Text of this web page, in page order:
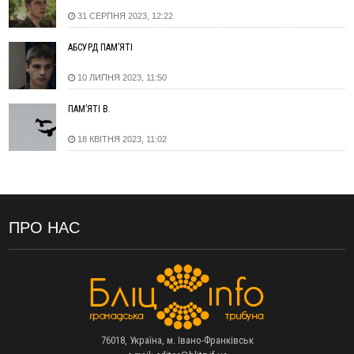
дитмайданчиком
09:31
На Верховинщині під час пожежі будинку травмувалась
жінка
09:09
ВІДЕО
України
08:37
На Прикарпатті за пів року трапилось понад 100 ДТП через
нетверезих водіїв
рф масовано атакувала Київ та область: 14 загиблих,
десятки постраждалих і пожежі (фото, відео)
просять у серпні ставати донорами
У Франківську звільнили водія маршрутки, який зневажив і
образив матір загиблого воїна
У горах на Прикарпатті з водоспаду впала жінка і загинула
Пільгова іпотека без обмежень: blago розширює участь ЖК
31 СЕРПНЯ 2023, 12:22
АБСУРД ПАМ’ЯТІ
10 ЛИПНЯ 2023, 11:50
ПАМ’ЯТІ В.
18 КВІТНЯ 2023, 11:02
ПРО НАС
76018, Україна, м. Івано-Франківськ